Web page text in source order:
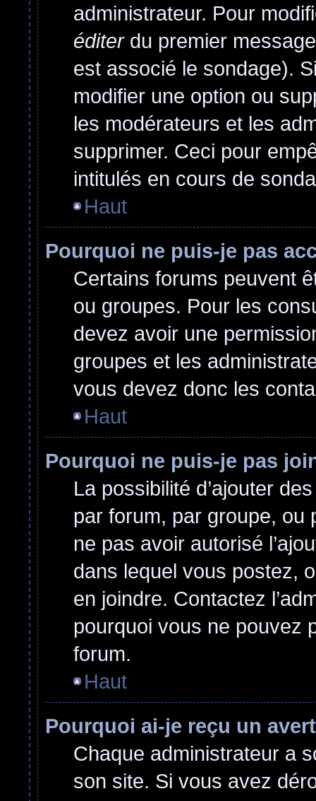
administrateur. Pour
éditerdu premier
est associé le sondage).
modifier une option ou
les modérateurs et les
supprimer. Ceci pour
intitulés en cours de
Haut
Pourquoi ne puis-je pas
Certains forums peuvent
ou groupes. Pour les
devez avoir une
groupes et les
vous devez donc les
Haut
Pourquoi ne puis-je pas
La possibilité d’ajouter
par forum, par groupe, ou
ne pas avoir autorisé
dans lequel vous postez,
en joindre. Contactez
pourquoi vous ne pouvez
forum.
Haut
Pourquoi ai-je reçu un
Chaque administrateur a
son site. Si vous avez